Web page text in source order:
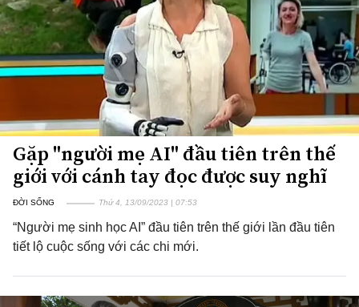
Gặp "người mẹ AI" đầu tiên trên thế
giới với cánh tay đọc được suy nghĩ
ĐỜI SỐNG Thứ 4, 13/09/2023 | 07:53
“Người mẹ sinh học AI” đầu tiên trên thế giới lần đầu tiên
tiết lộ cuộc sống với các chi mới.